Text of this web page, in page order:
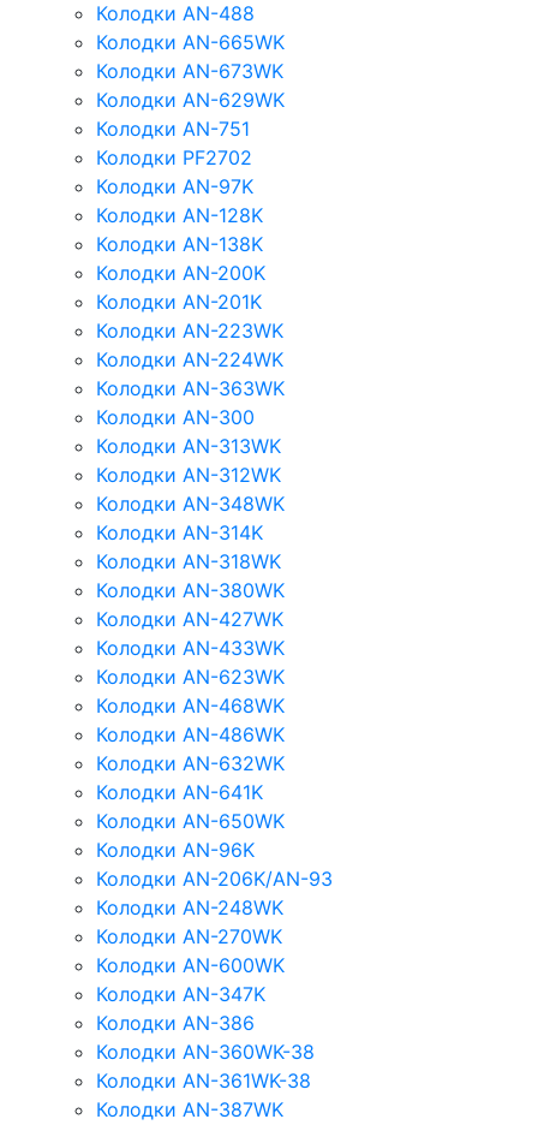
Колодки AN-488
Колодки AN-665WK
Колодки AN-673WK
Колодки AN-629WK
Колодки AN-751
Колодки PF2702
Колодки AN-97K
Колодки AN-128K
Колодки AN-138K
Колодки AN-200K
Колодки AN-201K
Колодки AN-223WK
Колодки AN-224WK
Колодки AN-363WK
Колодки AN-300
Колодки AN-313WK
Колодки AN-312WK
Колодки AN-348WK
Колодки AN-314K
Колодки AN-318WK
Колодки AN-380WK
Колодки AN-427WK
Колодки AN-433WK
Колодки AN-623WK
Колодки AN-468WK
Колодки AN-486WK
Колодки AN-632WK
Колодки AN-641K
Колодки AN-650WK
Колодки AN-96K
Колодки AN-206K/AN-93
Колодки AN-248WK
Колодки AN-270WK
Колодки AN-600WK
Колодки AN-347K
Колодки AN-386
Колодки AN-360WK-38
Колодки AN-361WK-38
Колодки AN-387WK